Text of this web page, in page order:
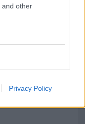
and other
Privacy Policy
paura tra Olbia e
ad Arzachena,
con Avis Olbia al